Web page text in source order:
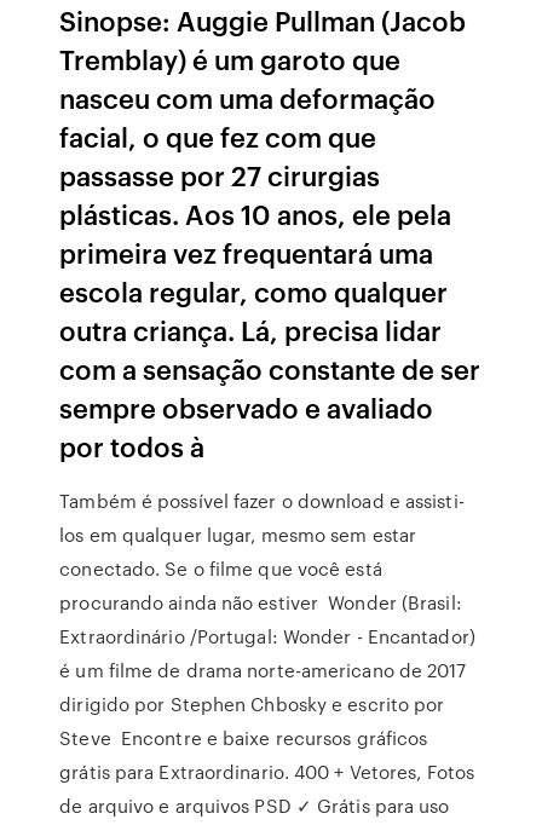
Sinopse: Auggie Pullman (Jacob
Tremblay) é um garoto que
nasceu com uma deformação
facial, o que fez com que
passasse por 27 cirurgias
plásticas. Aos 10 anos, ele pela
primeira vez frequentará uma
escola regular, como qualquer
outra criança. Lá, precisa lidar
com a sensação constante de ser
sempre observado e avaliado
por todos à
Também é possível fazer o download e assisti-
los em qualquer lugar, mesmo sem estar
conectado. Se o filme que você está
procurando ainda não estiver Wonder (Brasil:
Extraordinário /Portugal: Wonder - Encantador)
é um filme de drama norte-americano de 2017
dirigido por Stephen Chbosky e escrito por
Steve Encontre e baixe recursos gráficos
grátis para Extraordinario. 400 + Vetores, Fotos
de arquivo e arquivos PSD ✓ Grátis para uso